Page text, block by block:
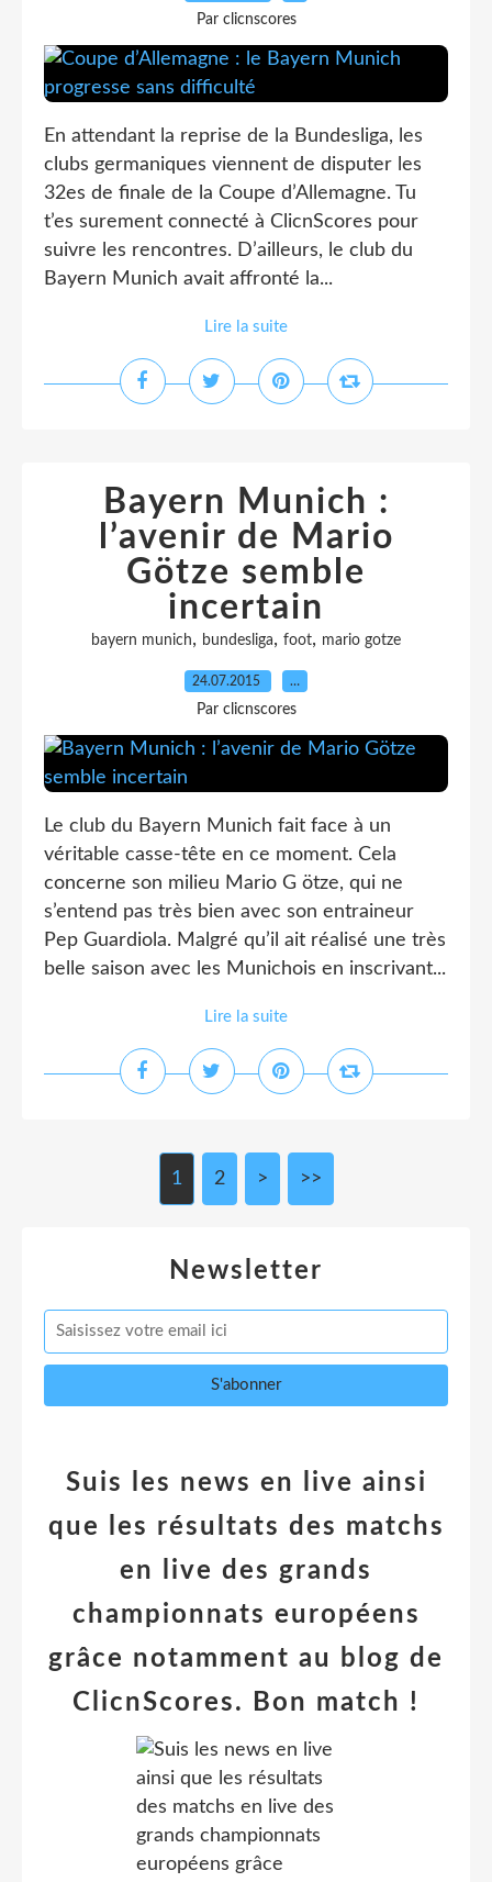
Par clicnscores
En attendant la reprise de la Bundesliga, les
clubs germaniques viennent de disputer les
32es de finale de la Coupe d’Allemagne. Tu
t’es surement connecté à ClicnScores pour
suivre les rencontres. D’ailleurs, le club du
Bayern Munich avait affronté la...
Lire la suite
Bayern Munich :
l’avenir de Mario
Götze semble
incertain
bayern munich, bundesliga, foot, mario gotze
24.07.2015 …
Par clicnscores
Le club du Bayern Munich fait face à un
véritable casse-tête en ce moment. Cela
concerne son milieu Mario G ötze, qui ne
s’entend pas très bien avec son entraineur
Pep Guardiola. Malgré qu’il ait réalisé une très
belle saison avec les Munichois en inscrivant...
Lire la suite
1 2 > >>
Newsletter
Suis les news en live ainsi
que les résultats des matchs
en live des grands
championnats européens
grâce notamment au blog de
ClicnScores. Bon match !